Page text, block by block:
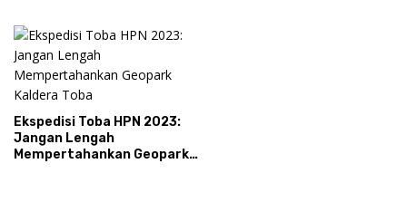
Ekspedisi Toba HPN 2023:
Jangan Lengah
Mempertahankan Geopark